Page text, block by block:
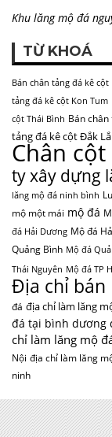
Khu lăng mộ đá
TỪ KHOÁ
Bán chân tảng đá kê
tảng đá kê cột Kon Tum
cột Thái Bình Bán
tảng đá kê cột Đắk
Chân
ty xây dựng
lăng mộ đá ninh bình
mộ một mái mộ đá
đá Hải Dương Mộ đá
Quảng Bình Mộ đá
Thái Nguyên Mộ đá TP
Địa chỉ bán
đá địa chỉ làm lăng
đá tại bình dương
chỉ làm lăng mộ
Nội địa chỉ làm lăng
ninh